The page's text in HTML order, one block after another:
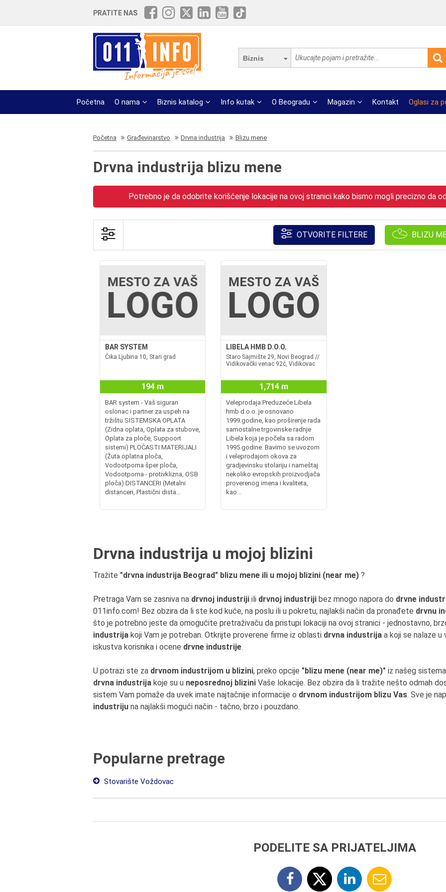
PRATITE NAS
Biznis
Početna O nama Biznis katalog Info kutak O Beogradu Magazin Kontakt Oglasi za
Početna Građevinarstvo Drvna industrija Blizu mene
Drvna industrija blizu mene
Potrebno je da odobrite korišćenje lokacije na ovoj stranici kako bismo mogli precizno da
OTVORITE FILTERE BLIZU
BAR SYSTEM
Čika Ljubina 10, Stari grad
194 m
BAR system - Vaš siguran
oslonac i partner za uspeh na
tržištu SISTEMSKA OPLATA
(Zidna oplata, Oplata za stubove,
Oplata za ploče, Suppoort
sistemi) PLOČASTI MATERIJALI
(Žuta oplatna ploča,
Vodootporna šper ploča,
Vodootporna - protivklizna, OSB
ploča) DISTANCERI (Metalni
distanceri, Plastični dista...
LIBELA HMB D.O.O.
Staro Sajmište 29, Novi Beograd //
Vidikovački venac 92č, Vidikovac
1,714 m
Veleprodaja:Preduzeće Libela
hmb d.o.o. je osnovano
1999.godine, kao proširenje rada
samostalne trgovinske radnje
Libela koja je počela sa radom
1995.godine. Bavimo se uvozom
i veleprodajom okova za
gradjevinsku stolariju i nameštaj
nekoliko evropskih proizvodjača
proverenog imena i kvaliteta,
kao...
Drvna industrija u mojoj blizini
Tražite "drvna industrija Beograd" blizu mene ili u mojoj blizini (near me) ?
Pretraga Vam se zasniva na drvnoj industriji ili drvnoj industriji bez mnogo napora do drvne
011info.com! Bez obzira da li ste kod kuće, na poslu ili u pokretu, najlakši način da pronađete drvnu
što je potrebno jeste da omogućite pretraživaču da pristupi lokaciji na ovoj stranici - jednostavno,
industrija koji Vam je potreban. Otkrijte proverene firme iz oblasti drvna industrija a koji se nalaze u
iskustva korisnika i ocene drvne industrije.
U potrazi ste za drvnom industrijom u blizini, preko opcije "blizu mene (near me)" iz našeg
drvna industrija koje su u neposrednoj blizini Vaše lokacije. Bez obzira da li tražite nešto odmah
sistem Vam pomaže da uvek imate najtačnije informacije o drvnom industrijom blizu Vas. Sve je
industriju na najlakši mogući način - tačno, brzo i pouzdano.
Popularne pretrage
Stovarište Voždovac
PODELITE SA PRIJATELJIMA